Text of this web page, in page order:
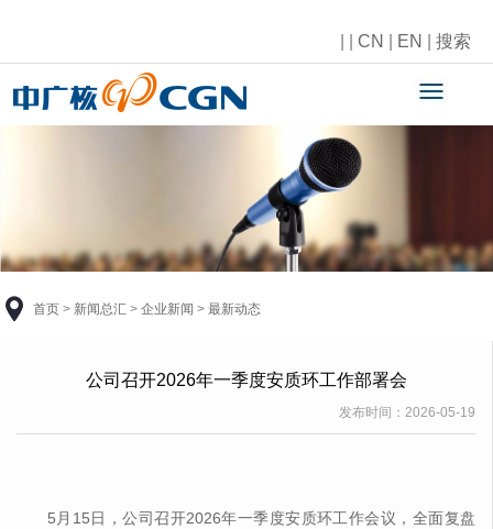
CN EN 搜索
首页 > 新闻总汇 > 企业新闻 > 最新动态
公司召开2026年一季度安质环工作部署会
发布时间： 2026-05-19
5月15日，公司召开2026年一季度安质环工作会议，全面复盘